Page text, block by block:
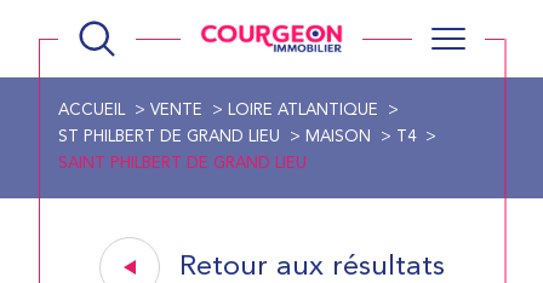
ACCUEIL VENTE
LOIRE ATLANTIQUE
ST PHILBERT DE GRAND LIEU
MAISON
T4
SAINT PHILBERT DE GRAND LIEU
Retour aux résultats